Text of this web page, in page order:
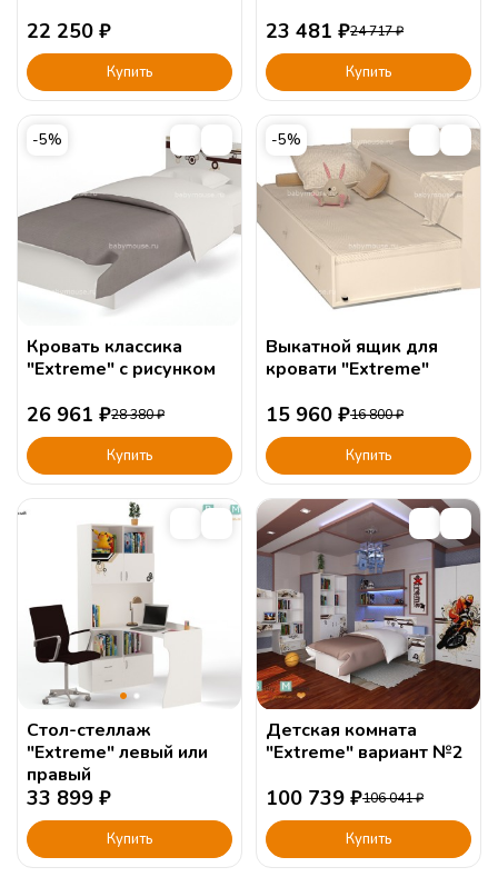
22 250 ₽
Купить
23 481 ₽24 717₽
Купить
-5%
Кровать классика
"Extreme" с рисунком
26 961 ₽28 380₽
Купить
-5%
Выкатной ящик для
кровати "Extreme"
15 960 ₽16 800₽
Купить
Стол-стеллаж
"Extreme" левый или
правый
33 899 ₽
Купить
Детская комната
"Extreme" вариант №2
100 739 ₽106 041₽
Купить